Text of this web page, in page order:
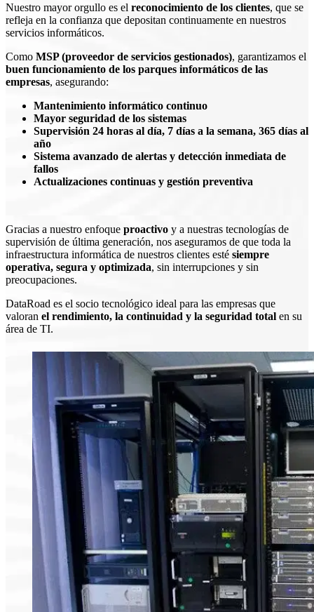
Nuestro mayor orgullo es el reconocimiento de los clientes, que se
refleja en la confianza que depositan continuamente en nuestros
servicios informáticos.
Como MSP (proveedor de servicios gestionados), garantizamos el
buen funcionamiento de los parques informáticos de las
empresas, asegurando:
Mantenimiento informático continuo
Mayor seguridad de los sistemas
Supervisión 24 horas al día, 7 días a la semana, 365 días al
año
Sistema avanzado de alertas y detección inmediata de
fallos
Actualizaciones continuas y gestión preventiva
Gracias a nuestro enfoque proactivo y a nuestras tecnologías de
supervisión de última generación, nos aseguramos de que toda la
infraestructura informática de nuestros clientes esté siempre
operativa, segura y optimizada, sin interrupciones y sin
preocupaciones.
DataRoad es el socio tecnológico ideal para las empresas que
valoran el rendimiento, la continuidad y la seguridad total en su
área de TI.